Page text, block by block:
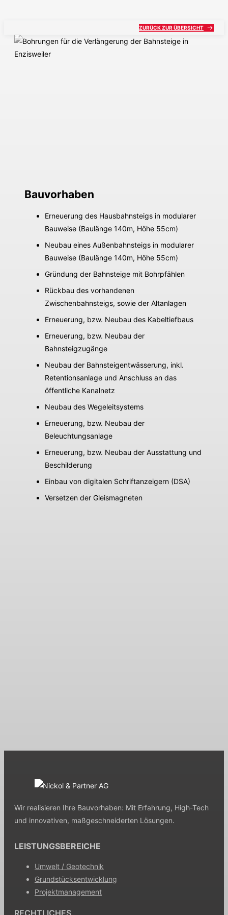
ZURÜCK ZUR ÜBERSICHT
Bauvorhaben
Erneuerung des Hausbahnsteigs in modularer
Bauweise (Baulänge 140m, Höhe 55cm)
Neubau eines Außenbahnsteigs in modularer
Bauweise (Baulänge 140m, Höhe 55cm)
Gründung der Bahnsteige mit Bohrpfählen
Rückbau des vorhandenen
Zwischenbahnsteigs, sowie der Altanlagen
Erneuerung, bzw. Neubau des Kabeltiefbaus
Erneuerung, bzw. Neubau der
Bahnsteigzugänge
Neubau der Bahnsteigentwässerung, inkl.
Retentionsanlage und Anschluss an das
öffentliche Kanalnetz
Neubau des Wegeleitsystems
Erneuerung, bzw. Neubau der
Beleuchtungsanlage
Erneuerung, bzw. Neubau der Ausstattung und
Beschilderung
Einbau von digitalen Schriftanzeigern (DSA)
Versetzen der Gleismagneten
Wir realisieren Ihre Bauvorhaben: Mit Erfahrung, High-Tech
und innovativen, maßgeschneiderten Lösungen.
LEISTUNGSBEREICHE
Umwelt / Geotechnik
Grundstücksentwicklung
Projektmanagement